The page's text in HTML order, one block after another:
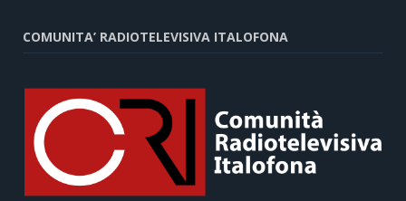
COMUNITA’ RADIOTELEVISIVA ITALOFONA